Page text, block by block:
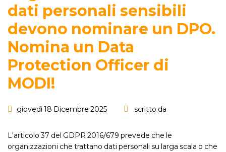
dati personali sensibili
devono nominare un DPO.
Nomina un Data
Protection Officer di
MODI!
giovedì 18 Dicembre 2025 scritto da
L'articolo 37 del GDPR 2016/679 prevede che le
organizzazioni che trattano dati personali su larga scala o che